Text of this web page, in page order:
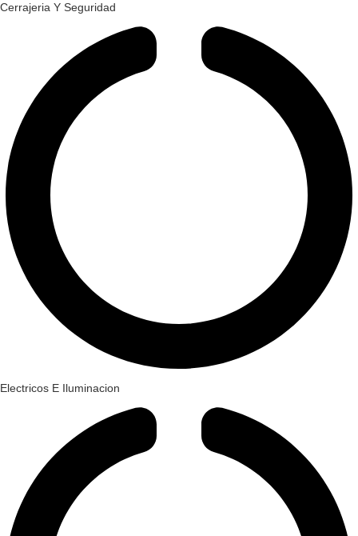
Cerrajeria Y Seguridad
Electricos E Iluminacion